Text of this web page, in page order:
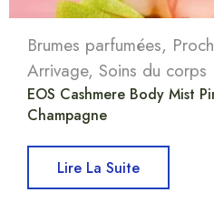
Brumes parfumées,
Arrivage, Soins du corps
EOS Cashmere Body Mist
Champagne
Lire La Suite